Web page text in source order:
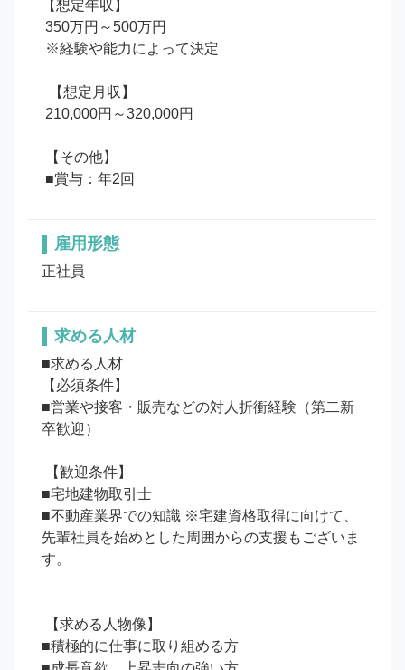
【想定年収】
■賞与：年2回
雇用形態
正社員
求める人材
■求める人材
【必須条件】
■営業や接客・販売などの対人折衝経験（第二新
卒歓迎）
■宅地建物取引士
■不動産業界での知識 ※宅建資格取得に向けて、
先輩社員を始めとした周囲からの支援もございま
す。
■積極的に仕事に取り組める方